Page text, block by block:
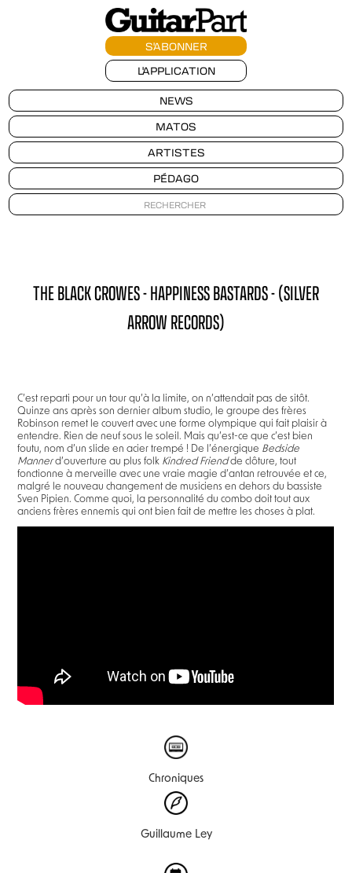
S'ABONNER
L'APPLICATION
NEWS
MATOS
ARTISTES
PÉDAGO
THE BLACK CROWES - HAPPINESS BASTARDS - (SILVER
ARROW RECORDS)
C’est reparti pour un tour qu’à la limite, on n’attendait pas de sitôt.
Quinze ans après son dernier album studio, le groupe des frères
Robinson remet le couvert avec une forme olympique qui fait plaisir à
entendre. Rien de neuf sous le soleil. Mais qu’est-ce que c’est bien
foutu, nom d’un slide en acier trempé ! De l’énergique Bedside
Mannerd’ouverture au plus folk Kindred Friendde clôture, tout
fonctionne à merveille avec une vraie magie d’antan retrouvée et ce,
malgré le nouveau changement de musiciens en dehors du bassiste
Sven Pipien. Comme quoi, la personnalité du combo doit tout aux
anciens frères ennemis qui ont bien fait de mettre les choses à plat.
Chroniques
Guillaume Ley